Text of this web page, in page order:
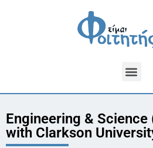
Engineering &
with Clarkson